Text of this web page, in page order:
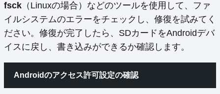
fsck （Linuxの場合）などのツールを使用して、ファ
イルシステムのエラーをチェックし、修復を試みてく
ださい。修復が完了したら、SDカードをAndroidデバ
イスに戻し、書き込みができるか確認します。
Androidのアクセス許可設定の確認